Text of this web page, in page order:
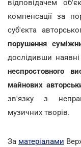
відповідачем
компенсації за
суб'єкта
порушення
дослідивши
неспростовного
майнових
зв'язку з
музичних творів.
За матеріалами